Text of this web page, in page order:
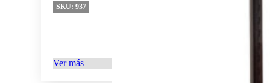
SKU: 937
Ver más